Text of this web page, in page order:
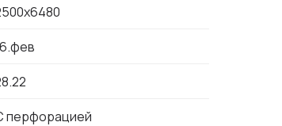
перфорацией